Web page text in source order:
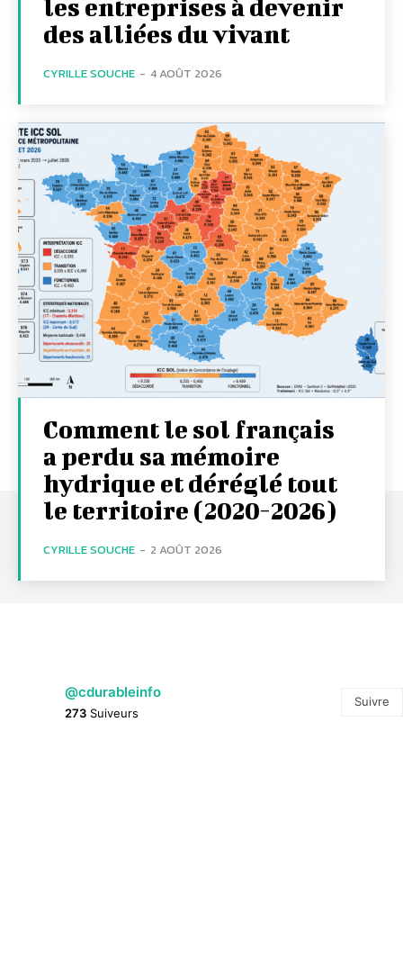
les entreprises à devenir
des alliées du vivant
CYRILLE SOUCHE - 4 AOÛT 2026
Comment le sol français
a perdu sa mémoire
hydrique et déréglé tout
le territoire (2020-2026)
CYRILLE SOUCHE - 2 AOÛT 2026
@cdurableinfo
273 Suiveurs
Suivre